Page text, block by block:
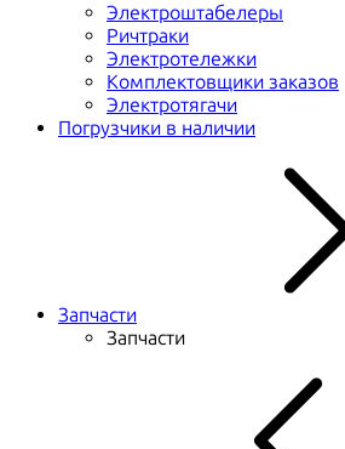
Электроштабелеры
Ричтраки
Электротележки
Комплектовщики заказов
Электротягачи
Погрузчики в наличии
Запчасти
Запчасти